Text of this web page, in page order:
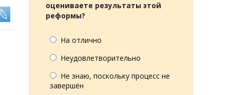
оцениваете результаты этой
реформы?
На отлично
Неудовлетворительно
Не знаю, поскольку процесс не
завершён